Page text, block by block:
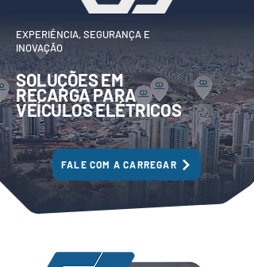
EXPERIÊNCIA, SEGURANÇA E
INOVAÇÃO
SOLUÇÕES EM
RECARGA PARA
VEÍCULOSELÉTRICOS
FALE COM A CARREGAR